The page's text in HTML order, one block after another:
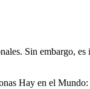
Sin embargo,
Hay en el